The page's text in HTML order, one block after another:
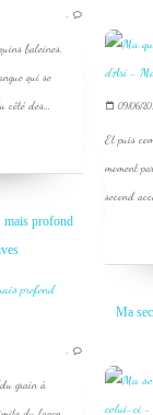
…
baleines,
qui se
côté des...
09/06/
Et puis
moment
second
mais profond
…
grain à
Ma